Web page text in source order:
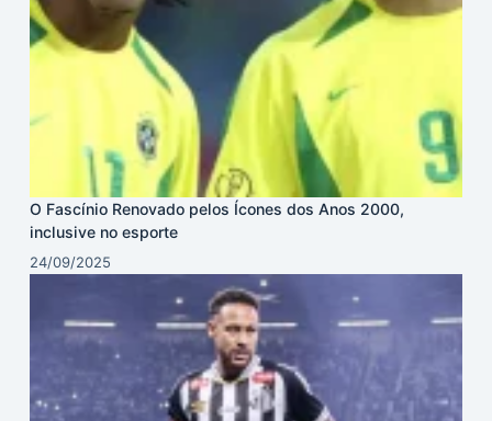
O Fascínio Renovado pelos Ícones dos Anos 2000,
inclusive no esporte
24/09/2025